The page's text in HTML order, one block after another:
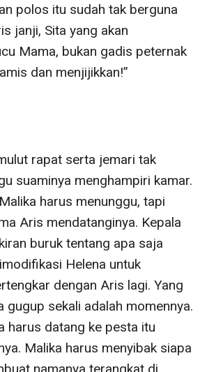
polos itu sudah tak berguna
janji, Sita yang akan
Mama, bukan gadis peternak
dan menjijikkan!”
rapat serta jemari tak
suaminya menghampiri kamar.
harus menunggu, tapi
Aris mendatanginya. Kepala
buruk tentang apa saja
Helena untuk
dengan Aris lagi. Yang
gugup sekali adalah momennya.
harus datang ke pesta itu
Malika harus menyibak siapa
namanya terangkat di